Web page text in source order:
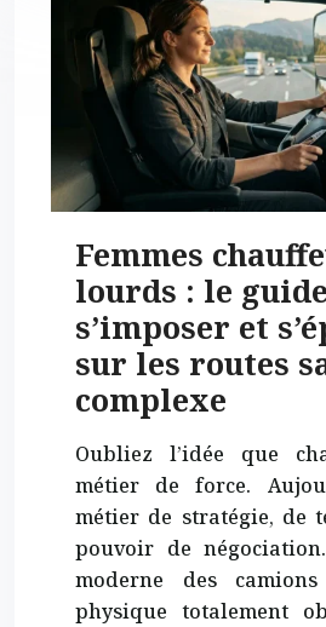
Femmes
lourds : le
s’imposer et
sur les routes
complexe
Oubliez l’idée que
métier de force.
métier de stratégie, de
pouvoir de
moderne des
physique totalement